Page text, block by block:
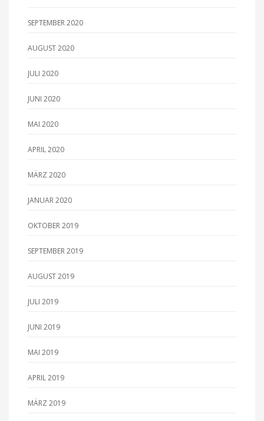
SEPTEMBER 2020
AUGUST 2020
JULI 2020
JUNI 2020
MAI 2020
APRIL 2020
MÄRZ 2020
JANUAR 2020
OKTOBER 2019
SEPTEMBER 2019
AUGUST 2019
JULI 2019
JUNI 2019
MAI 2019
APRIL 2019
MÄRZ 2019